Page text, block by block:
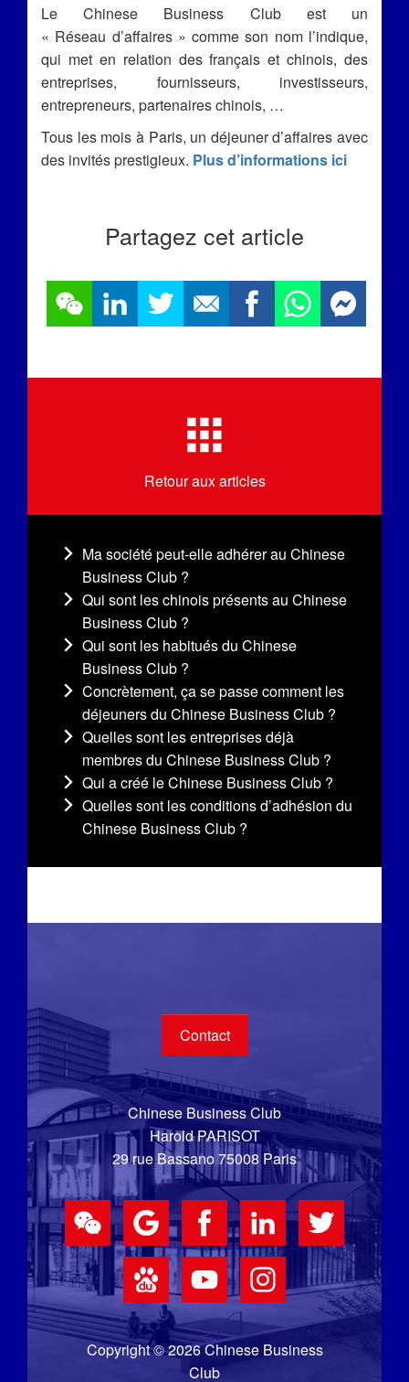
Le Chinese Business Club est un
« Réseau d’affaires » comme son nom l’indique,
qui met en relation des français et chinois, des
entreprises, fournisseurs, investisseurs,
entrepreneurs, partenaires chinois, …
Tous les mois à Paris, un déjeuner d’affaires avec
des invités prestigieux. Plus d’informations ici
Partagez cet article
Retour aux articles
Ma société peut-elle adhérer au Chinese
Business Club ?
Qui sont les chinois présents au Chinese
Business Club ?
Qui sont les habitués du Chinese
Business Club ?
Concrètement, ça se passe comment les
déjeuners du Chinese Business Club ?
Quelles sont les entreprises déjà
membres du Chinese Business Club ?
Qui a créé le Chinese Business Club ?
Quelles sont les conditions d’adhésion du
Chinese Business Club ?
Contact
Chinese Business Club
Harold PARISOT
29 rue Bassano 75008 Paris
Copyright © 2026 Chinese Business
Club